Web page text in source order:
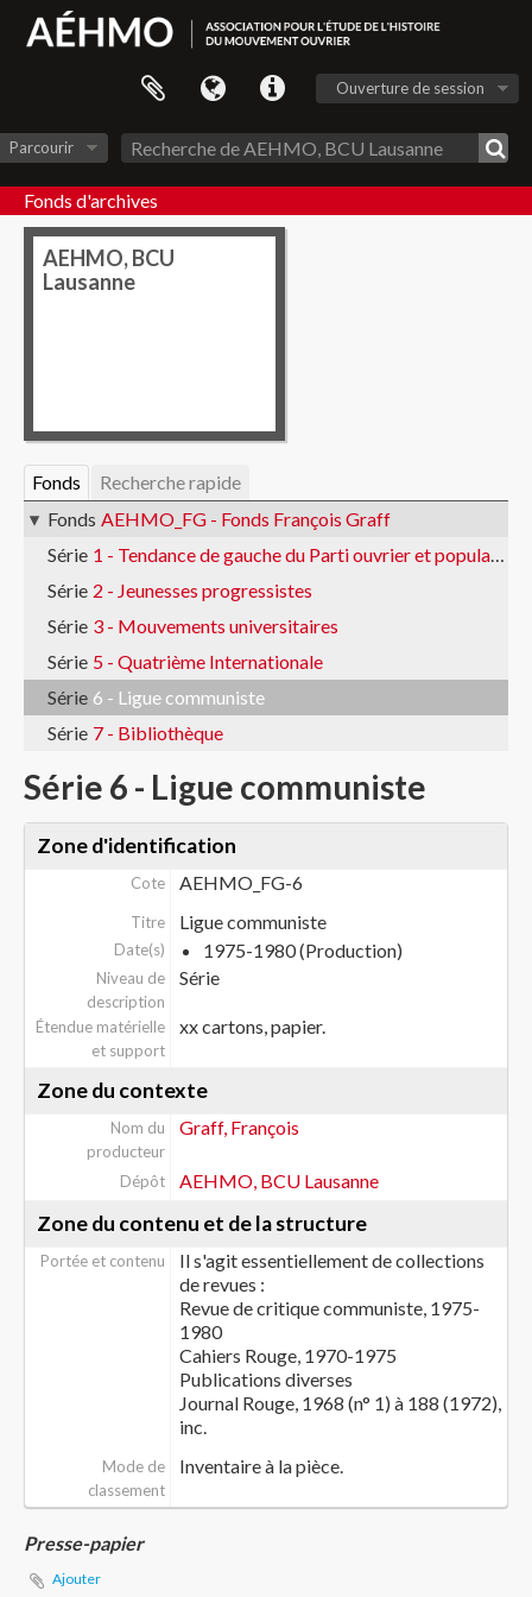
Ouverture de session
Parcourir
Fonds d'archives
AEHMO, BCU
Lausanne
Fonds
Recherche rapide
Fonds AEHMO_FG - Fonds François Graff
Série 1 - Tendance de gauche du Parti ouvrier et populaire vaudois
Série 2 - Jeunesses progressistes
Série 3 - Mouvements universitaires
Série 5 - Quatrième Internationale
Série 6 - Ligue communiste
Série 7 - Bibliothèque
Série 6 - Ligue communiste
Zone d'identification
Cote AEHMO_FG-6
Titre Ligue communiste
Date(s) 1975-1980 (Production)
Niveau de
description
Série
Étendue matérielle
et support
xx cartons, papier.
Zone du contexte
Nom du
producteur
Graff, François
Dépôt AEHMO, BCU Lausanne
Zone du contenu et de la structure
Portée et contenu
Il s'agit essentiellement de collections
de revues :
Revue de critique communiste, 1975-
1980
Cahiers Rouge, 1970-1975
Publications diverses
Journal Rouge, 1968 (n° 1) à 188 (1972),
inc.
Mode de
classement
Inventaire à la pièce.
Presse-papier
Ajouter